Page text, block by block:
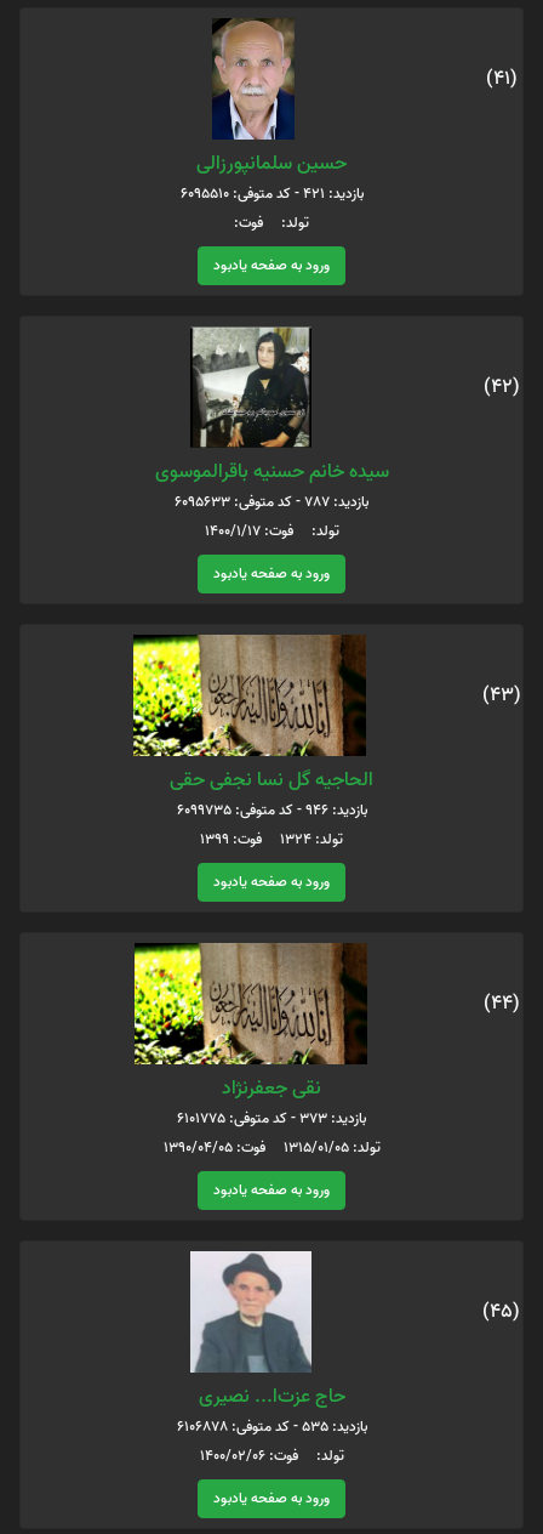
(41)
حسین سلمانپورزالی
بازدید: 421 - کد متوفی: 6095510
تولد: فوت:
ورود به صفحه یادبود
(42)
سیده خانم حسنیه باقرالموسوی
بازدید: 787 - کد متوفی: 6095633
تولد: فوت: 1400/1/17
ورود به صفحه یادبود
(43)
الحاجیه گل نسا نجفی حقی
بازدید: 946 - کد متوفی: 6099735
تولد: ۱۳۲۴ فوت: ۱۳۹۹
ورود به صفحه یادبود
(44)
نقی جعفرنژاد
بازدید: 373 - کد متوفی: 6101775
تولد: 1315/01/05 فوت: 1390/04/05
ورود به صفحه یادبود
(45)
حاج عزت‌ا... نصیری
بازدید: 535 - کد متوفی: 6106878
تولد: فوت: 1400/02/06
ورود به صفحه یادبود